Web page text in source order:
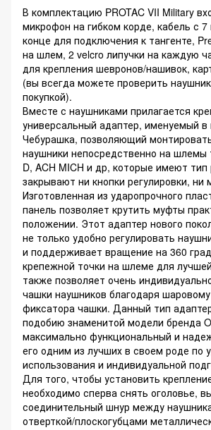
В комплектацию PROTAC VII Military
микрофон на гибком корде, кабель с
конце для подключения к тангенте,
на шлем, 2 velcro липучки на каждую
для крепления шевронов/нашивок,
(вы всегда можете проверить
покупкой).
Вместе с наушниками прилагается
универсальный адаптер, именуемый в
Чебурашка, позволяющий
наушники непосредственно на шлемы
D, ACH MICH и др, которые имеют тип
закрывают ни кнопки регулировки, ни
Изготовленная из ударопрочного
панель позволяет крутить муфты
положении. Этот адаптер нового
не только удобно регулировать
и поддерживает вращение на 360
крепежной точки на шлеме для
также позволяет очень
чашки наушников благодаря
фиксатора чашки. Данный тип
подобию знаменитой модели бренда
максимально функциональный и
его одним из лучших в своем роде по
использования и индивидуальной
Для того, чтобы установить
необходимо сперва снять оголовье,
соединительный шнур между
отверткой/плоскогубцами